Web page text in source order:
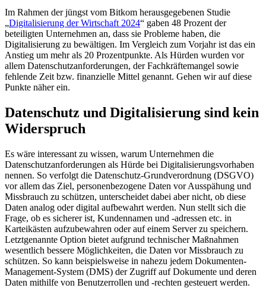
Im Rahmen der jüngst vom Bitkom herausgegebenen Studie
„Digitalisierung der Wirtschaft 2024“ gaben 48 Prozent der
beteiligten Unternehmen an, dass sie Probleme haben, die
Digitalisierung zu bewältigen. Im Vergleich zum Vorjahr ist das ein
Anstieg um mehr als 20 Prozentpunkte. Als Hürden wurden vor
allem Datenschutzanforderungen, der Fachkräftemangel sowie
fehlende Zeit bzw. finanzielle Mittel genannt. Gehen wir auf diese
Punkte näher ein.
Datenschutz und Digitalisierung sind kein
Widerspruch
Es wäre interessant zu wissen, warum Unternehmen die
Datenschutzanforderungen als Hürde bei Digitalisierungsvorhaben
nennen. So verfolgt die Datenschutz-Grundverordnung (DSGVO)
vor allem das Ziel, personenbezogene Daten vor Ausspähung und
Missbrauch zu schützen, unterscheidet dabei aber nicht, ob diese
Daten analog oder digital aufbewahrt werden. Nun stellt sich die
Frage, ob es sicherer ist, Kundennamen und -adressen etc. in
Karteikästen aufzubewahren oder auf einem Server zu speichern.
Letztgenannte Option bietet aufgrund technischer Maßnahmen
wesentlich bessere Möglichkeiten, die Daten vor Missbrauch zu
schützen. So kann beispielsweise in nahezu jedem Dokumenten-
Management-System (DMS) der Zugriff auf Dokumente und deren
Daten mithilfe von Benutzerrollen und -rechten gesteuert werden.